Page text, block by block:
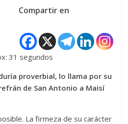
Compartir en
31 segundos
proverbial, lo llama por su
de San Antonio a Maisí
La firmeza de su carácter